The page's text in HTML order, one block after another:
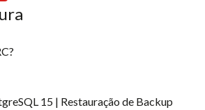
15 | Restauração de Backup